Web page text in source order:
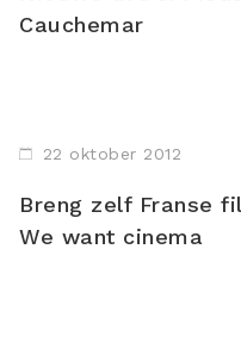
Cauchemar
22 oktober 2012
Breng zelf Franse
We want cinema